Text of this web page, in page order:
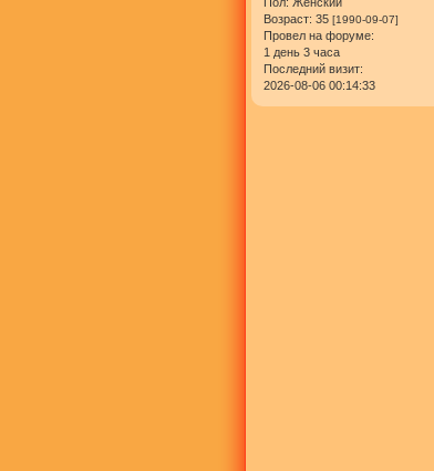
Возраст: 35 [1990-09-07]
Провел на форуме:
1 день 3 часа
Последний визит:
2026-08-06 00:14:33